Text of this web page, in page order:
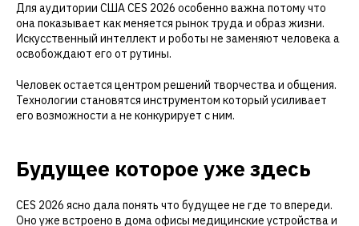
Для аудитории США CES 2026 особенно важна потому что
она показывает как меняется рынок труда и образ жизни.
Искусственный интеллект и роботы не заменяют человека а
освобождают его от рутины.
Человек остается центром решений творчества и общения.
Технологии становятся инструментом который усиливает
его возможности а не конкурирует с ним.
Будущее которое уже здесь
CES 2026 ясно дала понять что будущее не где то впереди.
Оно уже встроено в дома офисы медицинские устройства и